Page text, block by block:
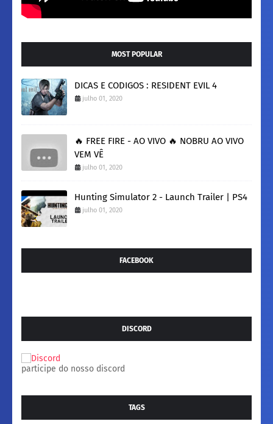
MOST POPULAR
DICAS E CODIGOS : RESIDENT EVIL 4
julho 01, 2020
🔥 FREE FIRE - AO VIVO 🔥 NOBRU AO VIVO
VEM VÊ
julho 01, 2020
Hunting Simulator 2 - Launch Trailer | PS4
julho 01, 2020
FACEBOOK
DISCORD
participe do nosso discord
TAGS